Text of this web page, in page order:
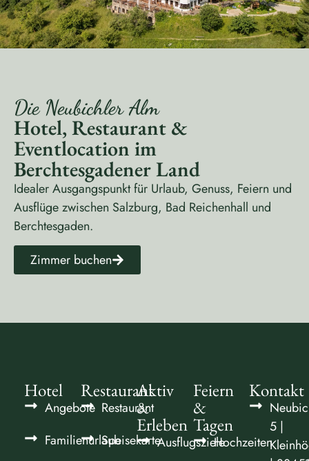
Die Neubichler Alm
Hotel, Restaurant &
Eventlocation im
Berchtesgadener Land
Idealer Ausgangspunkt für Urlaub, Genuss, Feiern und
Ausflüge zwischen Salzburg, Bad Reichenhall und
Berchtesgaden.
Zimmer buchen
Hotel
Angebote
Familienurlaub
Restaurant
Restaurant
Speisekarte
Aktiv
&
Erleben
Ausflugsziele
Feiern
&
Tagen
Hochzeiten
Kontakt
5 |